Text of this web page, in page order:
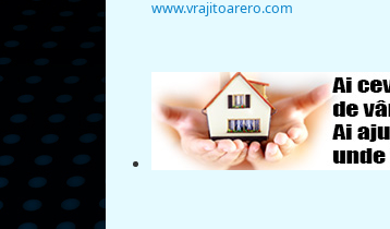
www.vrajitoarero.com